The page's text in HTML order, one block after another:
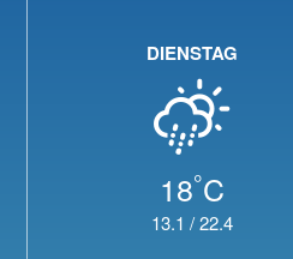
DIENSTAG
18°C
13.1 /22.4